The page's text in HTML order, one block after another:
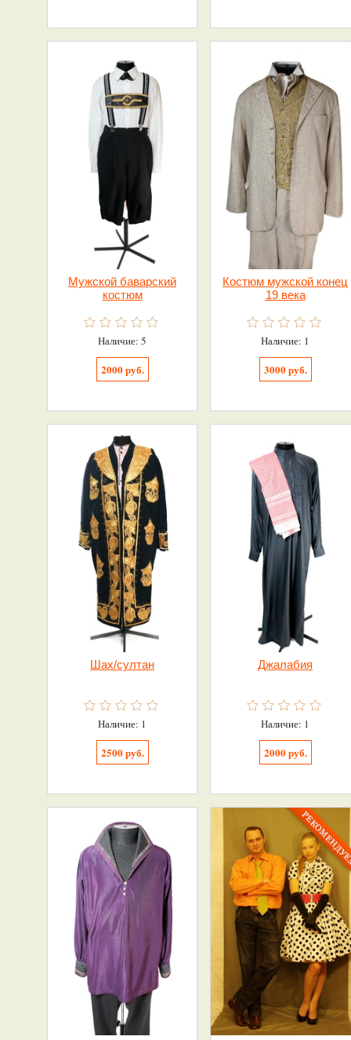
Мужской баварский
костюм
Наличие: 5
2000 руб.
Костюм мужской конец
19 века
Наличие: 1
3000 руб.
Шах/султан
Наличие: 1
2500 руб.
Джалабия
Наличие: 1
2000 руб.